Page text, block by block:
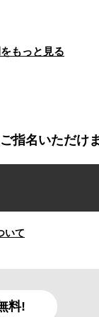
もっと見る
指名いただけ
いて
料!